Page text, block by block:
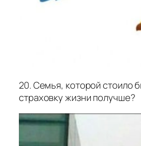
20. Семья, которой стоило
страховку жизни получше?